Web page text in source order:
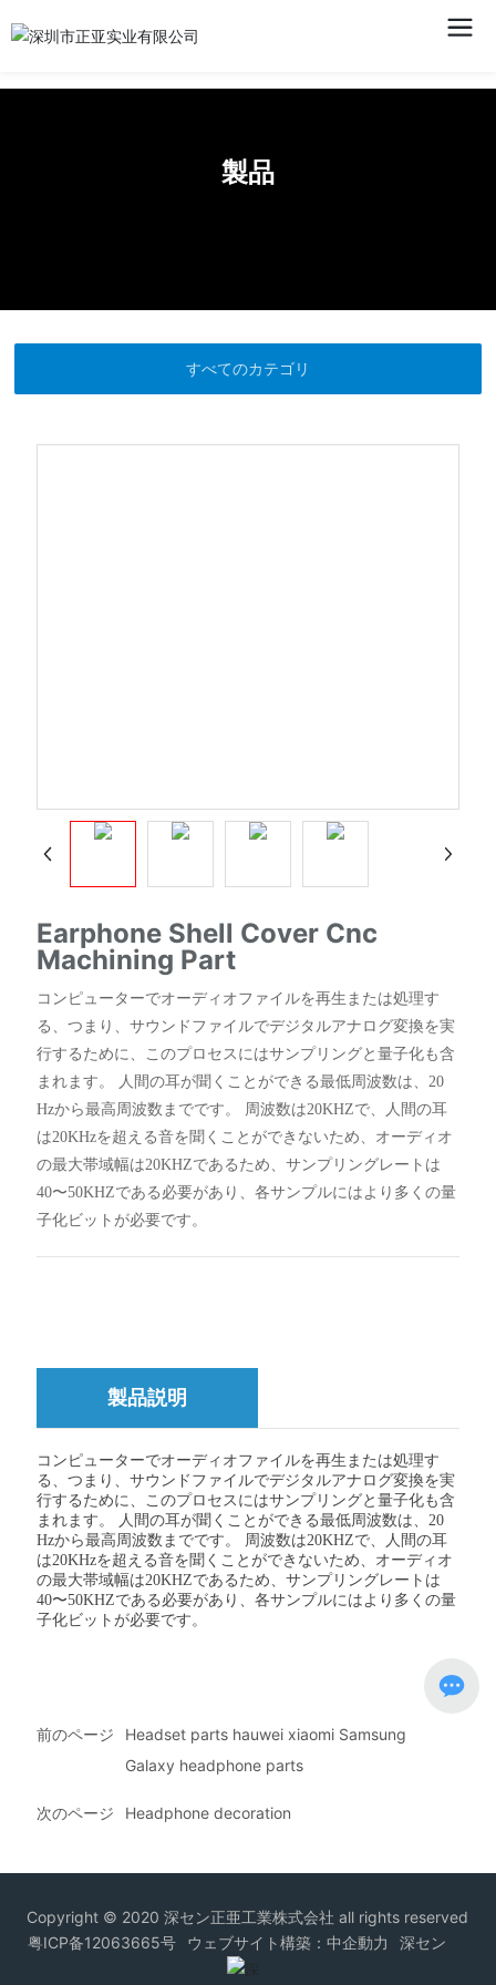
製品
すべてのカテゴリ
Earphone Shell Cover Cnc
Machining Part
コンピューターでオーディオファイルを再生または処理す
る、つまり、サウンドファイルでデジタルアナログ変換を実
行するために、このプロセスにはサンプリングと量子化も含
まれます。 人間の耳が聞くことができる最低周波数は、20
Hzから最高周波数までです。 周波数は20KHZで、人間の耳
は20KHzを超える音を聞くことができないため、オーディオ
の最大帯域幅は20KHZであるため、サンプリングレートは
40〜50KHZである必要があり、各サンプルにはより多くの量
子化ビットが必要です。
製品説明
コンピューターでオーディオファイルを再生または処理す
る、つまり、サウンドファイルでデジタルアナログ変換を実
行するために、このプロセスにはサンプリングと量子化も含
まれます。 人間の耳が聞くことができる最低周波数は、20
Hzから最高周波数までです。 周波数は20KHZで、人間の耳
は20KHzを超える音を聞くことができないため、オーディオ
の最大帯域幅は20KHZであるため、サンプリングレートは
40〜50KHZである必要があり、各サンプルにはより多くの量
子化ビットが必要です。
前のページ
Headset parts hauwei xiaomi Samsung
Galaxy headphone parts
次のページ Headphone decoration
Copyright © 2020 深セン正亜工業株式会社 all rights reserved
粤ICP备12063665号
ウェブサイト構築：中企動力 深セン